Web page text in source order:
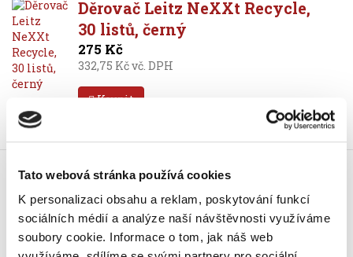
Tato webová stránka používá cookies
K personalizaci obsahu a reklam, poskytování funkcí
sociálních médií a analýze naší návštěvnosti využíváme
soubory cookie. Informace o tom, jak náš web
Děrovač Leitz NeXXt Recycle,
30 listů, černý
275 Kč
332,75 Kč vč. DPH
Koupit
30 listů, červený
275 Kč
332,75 Kč vč. DPH
Koupit